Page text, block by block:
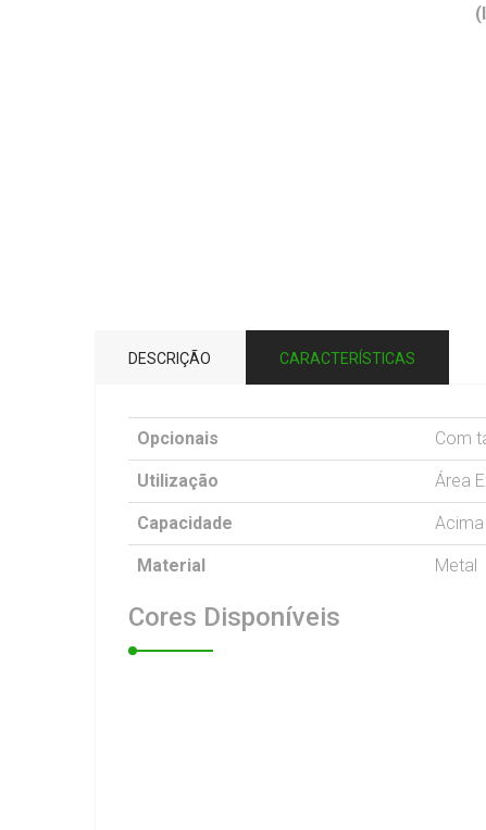
DESCRIÇÃO CARACTERÍSTICAS
Opcionais Com
Utilização Área
Capacidade
Material Metal
Cores Disponíveis